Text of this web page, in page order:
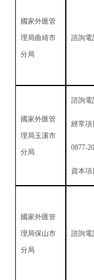
國家外匯管
理局曲靖市
分局
諮詢電
國家外匯管
理局玉溪市
分局
諮詢電
經常項
0877-
資本項
國家外匯管
理局保山市
分局
諮詢電